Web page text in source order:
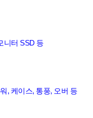
니터 SSD 등
, 케이스, 통풍, 오버 등